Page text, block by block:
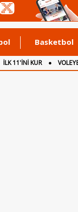
Basketbol
İLK 11'İNİ KUR
İNGİLTERE